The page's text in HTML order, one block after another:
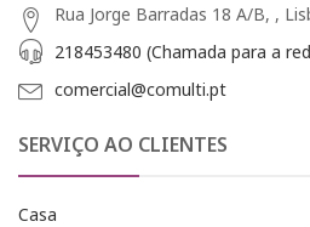
Rua Jorge Barradas 18 A/B, ,
218453480 (Chamada para a
comercial@comulti.pt
SERVIÇO AO CLIENTES
Casa